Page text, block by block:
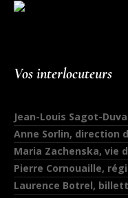
Vos interlocuteurs
Jean-Louis Sagot-
Anne Sorlin, direction
Maria Zachenska, vie
Pierre Cornouaille,
Laurence Botrel,